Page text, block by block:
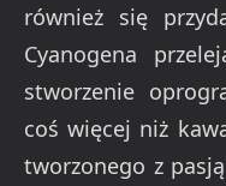
również się
Cyanogena
stworzenie
coś więcej niż
tworzonego z